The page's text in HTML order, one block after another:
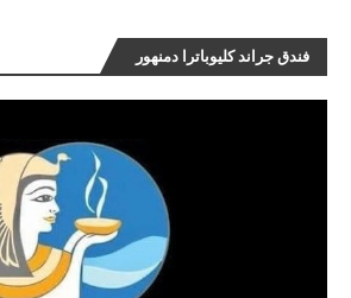
فندق جراند كليوباترا دمنهور